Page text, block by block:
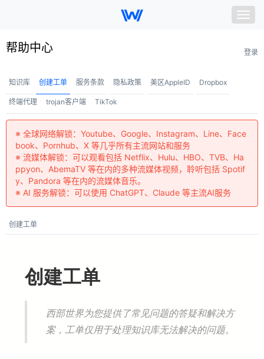
账号信息
客户端下载
帮助中心
＋ 联系我们
帮助中心 登录
知识库 创建工单 服务条款 隐私政策 美区AppleID Dropbox
终端代理 trojan客户端 TikTok
※ 全球网络解锁：Youtube、Google、Instagram、Line、Face
book、Pornhub、X 等几乎所有主流网站和服务
※ 流媒体解锁：可以观看包括 Netflix、Hulu、HBO、TVB、Ha
ppyon、AbemaTV 等在内的多种流媒体视频，聆听包括 Spotif
y、Pandora 等在内的流媒体音乐。
※ AI 服务解锁：可以使用 ChatGPT、Claude 等主流AI服务
创建工单